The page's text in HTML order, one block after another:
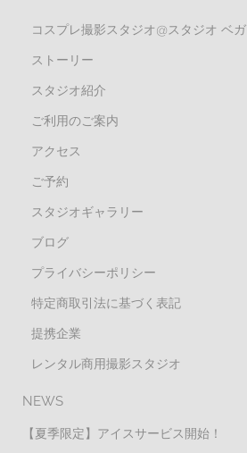
コスプレ撮影スタジオ@スタジオ ベガ
ストーリー
スタジオ紹介
ご利用のご案内
アクセス
ご予約
スタジオギャラリー
ブログ
プライバシーポリシー
特定商取引法に基づく表記
提携企業
レンタル商用撮影スタジオ
NEWS
【夏季限定】アイスサービス開始！